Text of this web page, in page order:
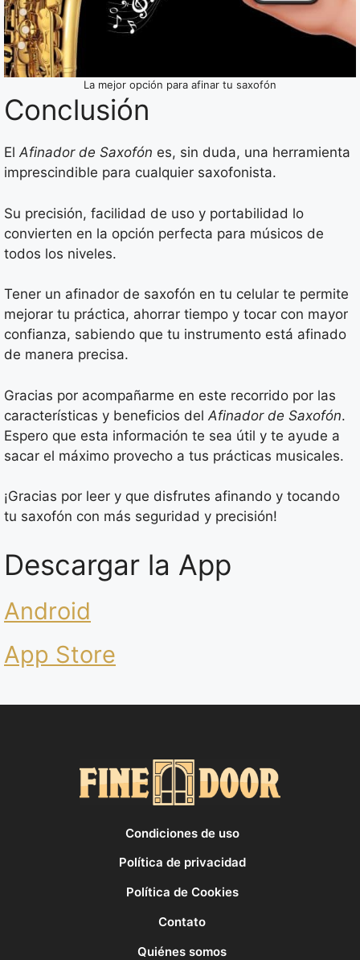
La mejor opción para afinar tu saxofón
Conclusión
ElAfinador de Saxofón es, sin duda, una herramienta
imprescindible para cualquier saxofonista.
Su precisión, facilidad de uso y portabilidad lo
convierten en la opción perfecta para músicos de
todos los niveles.
Tener un afinador de saxofón en tu celular te permite
mejorar tu práctica, ahorrar tiempo y tocar con mayor
confianza, sabiendo que tu instrumento está afinado
de manera precisa.
Gracias por acompañarme en este recorrido por las
características y beneficios del Afinador de Saxofón.
Espero que esta información te sea útil y te ayude a
sacar el máximo provecho a tus prácticas musicales.
¡Gracias por leer y que disfrutes afinando y tocando
tu saxofón con más seguridad y precisión!
Descargar la App
Android
App Store
Condiciones de uso
Política de privacidad
Política de Cookies
Contato
Quiénes somos